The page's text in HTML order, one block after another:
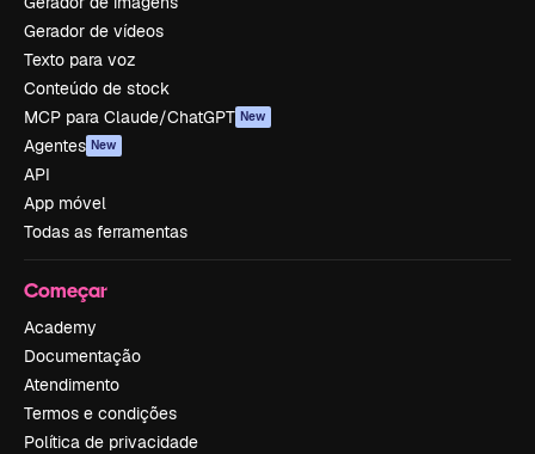
Gerador de vídeos
Texto para voz
Conteúdo de stock
MCP para Claude/ChatGPT New
Agentes New
API
App móvel
Todas as ferramentas
Começar
Academy
Documentação
Atendimento
Termos e condições
Política de privacidade